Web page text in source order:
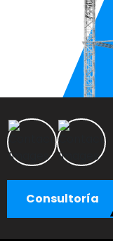
Consultoría